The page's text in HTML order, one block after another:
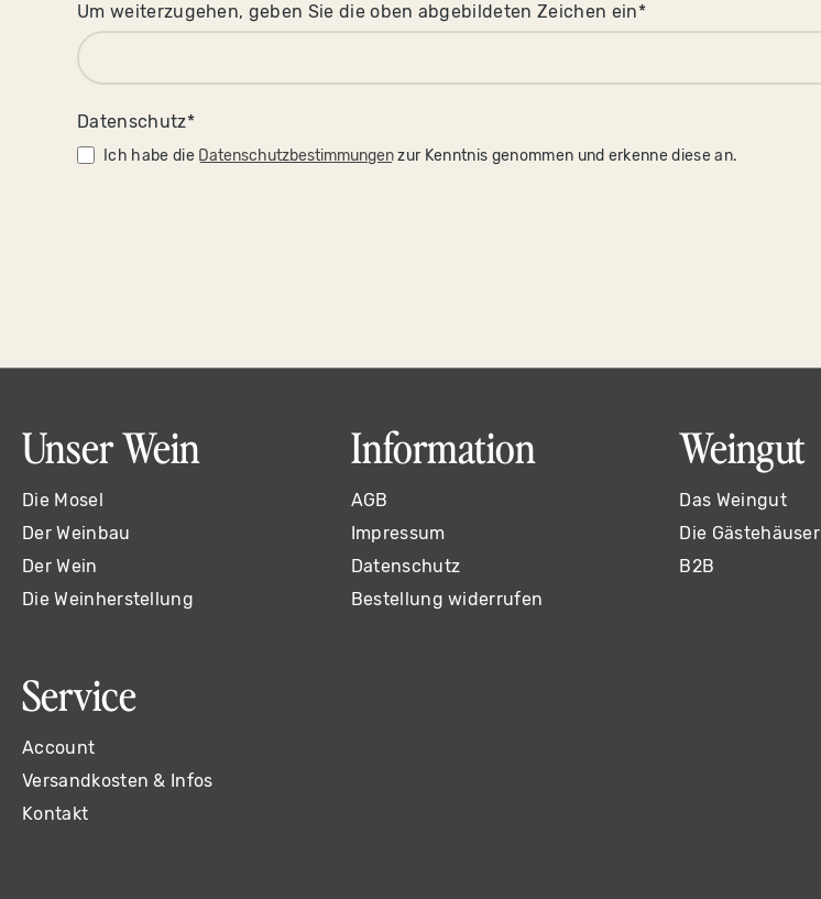
Um weiterzugehen, geben Sie die oben abgebildeten Zeichen ein*
Datenschutz*
Ich habe die Datenschutzbestimmungenzur Kenntnis genommen und erkenne diese an.
Unser Wein
Die Mosel
Der Weinbau
Der Wein
Die Weinherstellung
Information
AGB
Impressum
Datenschutz
Bestellung widerrufen
Weingut
Das Weingut
Die Gästehäuser
B2B
Service
Account
Versandkosten & Infos
Kontakt